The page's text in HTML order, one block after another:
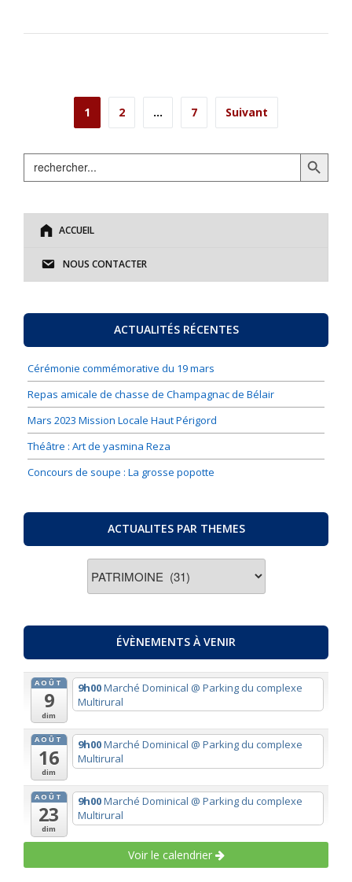
Search Search Button
ACCUEIL
NOUS CONTACTER
ACTUALITÉS RÉCENTES
Cérémonie commémorative du 19 mars
Repas amicale de chasse de Champagnac de Bélair
Mars 2023 Mission Locale Haut Périgord
Théâtre : Art de yasmina Reza
Concours de soupe : La grosse popotte
ACTUALITES PAR THEMES
ÉVÈNEMENTS À VENIR
AOÛT
9
dim
9h00Marché Dominical @ Parking du complexe
Multirural
AOÛT
16
dim
9h00Marché Dominical @ Parking du complexe
Multirural
AOÛT
23
dim
9h00Marché Dominical @ Parking du complexe
Multirural
Voir le calendrier
Navigation
articles
1 2 … 7 Suivant